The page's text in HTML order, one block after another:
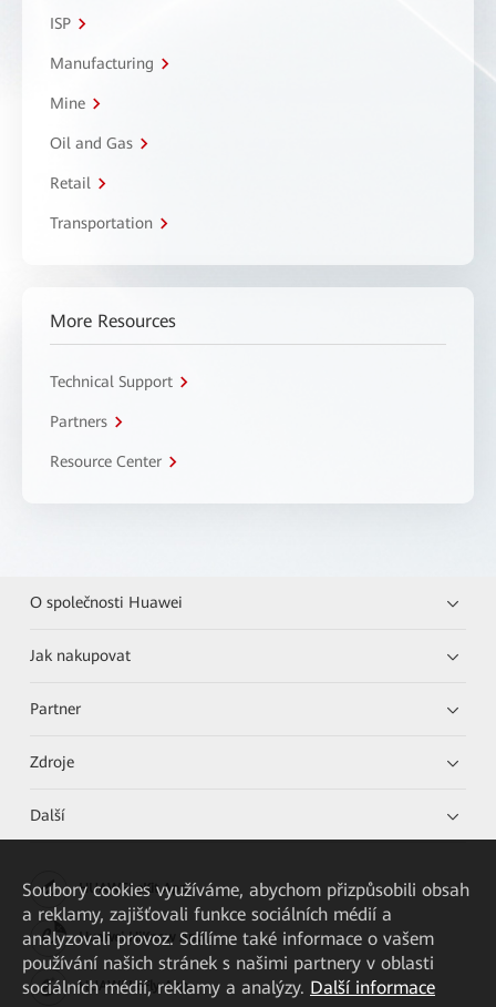
ISP
Manufacturing
Mine
Oil and Gas
Retail
Transportation
More Resources
Technical Support
Partners
Resource Center
O společnosti Huawei
Jak nakupovat
Partner
Zdroje
Další
HUAWEI eKit App
Huawei HiKnow App
HUAWEI eFly App
Soubory cookies využíváme, abychom přizpůsobili obsah
a reklamy, zajišťovali funkce sociálních médií a
analyzovali provoz. Sdílíme také informace o vašem
používání našich stránek s našimi partnery v oblasti
sociálních médií, reklamy a analýzy. Další informace